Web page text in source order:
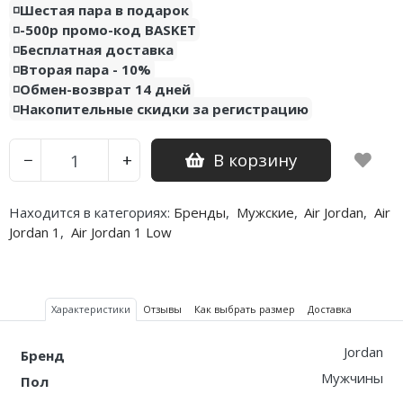
◽️Шестая пара в подарок
◽️-500р промо-код BASKET
◽️Бесплатная доставка
◽️Вторая пара - 10%
◽️Обмен-возврат 14 дней
◽️Накопительные скидки за регистрацию
− + В корзину
Находится в категориях: Бренды, Мужские, Air Jordan, Air
Jordan 1 , Air Jordan 1 Low
Характеристики Отзывы Как выбрать размер Доставка
Бренд
Jordan
Пол
Мужчины
Nike Freak
Nike KD
Nike PG
Nike Kobe
Nike Uptempo
Nike Foamposite